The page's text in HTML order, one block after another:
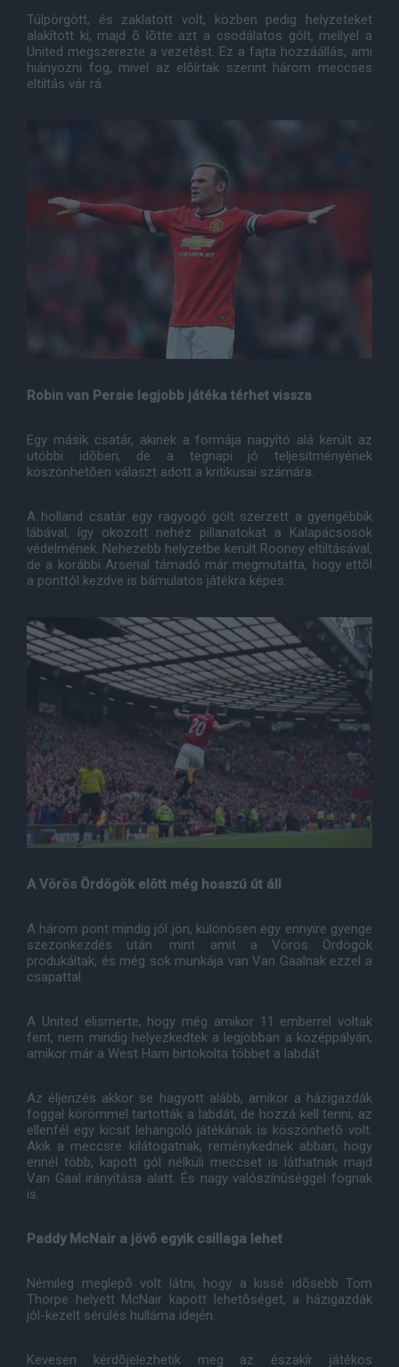
Túlpörgött, és zaklatott volt, közben pedig helyzeteket
alakított ki, majd õ lõtte azt a csodálatos gólt, mellyel a
United megszerezte a vezetést. Ez a fajta hozzáállás, ami
hiányozni fog, mivel az elõírtak szerint három meccses
eltiltás vár rá.
Robin van Persie legjobb játéka térhet vissza
Egy másik csatár, akinek a formája nagyító alá került az
utóbbi idõben, de a tegnapi jó teljesítményének
köszönhetõen választ adott a kritikusai számára.
A holland csatár egy ragyogó gólt szerzett a gyengébbik
lábával, így okozott nehéz pillanatokat a Kalapácsosok
védelmének. Nehezebb helyzetbe került Rooney eltiltásával,
de a korábbi Arsenal támadó már megmutatta, hogy ettõl
a ponttól kezdve is bámulatos játékra képes.
A Vörös Ördögök elõtt még hosszú út áll
A három pont mindig jól jön, különösen egy ennyire gyenge
szezonkezdés után. mint amit a Vörös Ördögök
produkáltak, és még sok munkája van Van Gaalnak ezzel a
csapattal.
A United elismerte, hogy még amikor 11 emberrel voltak
fent, nem mindig helyezkedtek a legjobban a középpályán,
amikor már a West Ham birtokolta többet a labdát.
Az éljenzés akkor se hagyott alább, amikor a házigazdák
foggal körömmel tartották a labdát, de hozzá kell tenni, az
ellenfél egy kicsit lehangoló játékának is köszönhetõ volt.
Akik a meccsre kilátogatnak, reménykednek abban, hogy
ennél több, kapott gól nélküli meccset is láthatnak majd
Van Gaal irányítása alatt. És nagy valószínûséggel fognak
is.
Paddy McNair a jövõ egyik csillaga lehet
Némileg meglepõ volt látni, hogy a kissé idõsebb Tom
Thorpe helyett McNair kapott lehetõséget, a házigazdák
jól-kezelt sérülés hulláma idején.
Kevesen kérdõjelezhetik meg az északír játékos